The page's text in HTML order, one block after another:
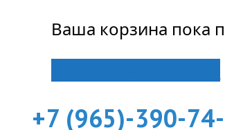
Ваша корзина пока
+7 (965)-390-